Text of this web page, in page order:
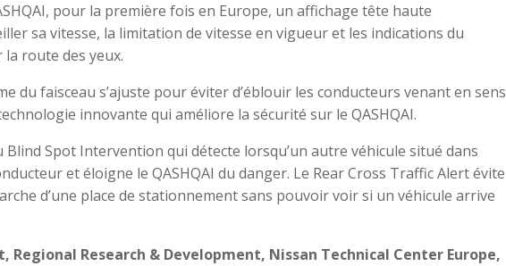
pour la première fois en Europe, un affichage tête haute
sa vitesse, la limitation de vitesse en vigueur et les indications du
route des yeux.
du faisceau s’ajuste pour éviter d’éblouir les conducteurs venant en sens
innovante qui améliore la sécurité sur le QASHQAI.
Blind Spot Intervention qui détecte lorsqu’un autre véhicule situé dans
et éloigne le QASHQAI du danger. Le Rear Cross Traffic Alert évite
d’une place de stationnement sans pouvoir voir si un véhicule arrive
Regional Research & Development, Nissan Technical Center Europe,